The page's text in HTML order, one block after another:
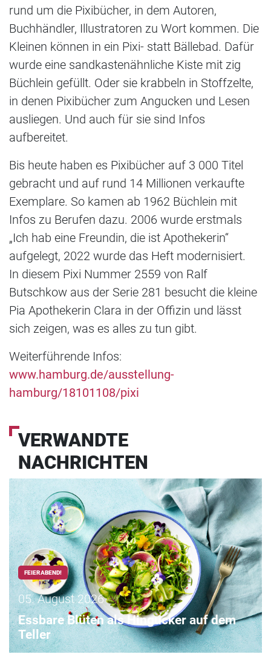
rund um die Pixibücher, in dem Autoren,
Buchhändler, Illustratoren zu Wort kommen. Die
Kleinen können in ein Pixi- statt Bällebad. Dafür
wurde eine sandkastenähnliche Kiste mit zig
Büchlein gefüllt. Oder sie krabbeln in Stoffzelte,
in denen Pixibücher zum Angucken und Lesen
ausliegen. Und auch für sie sind Infos
aufbereitet.
Bis heute haben es Pixibücher auf 3 000 Titel
gebracht und auf rund 14 Millionen verkaufte
Exemplare. So kamen ab 1962 Büchlein mit
Infos zu Berufen dazu. 2006 wurde erstmals
„Ich hab eine Freundin, die ist Apothekerin“
aufgelegt, 2022 wurde das Heft modernisiert.
In diesem Pixi Nummer 2559 von Ralf
Butschkow aus der Serie 281 besucht die kleine
Pia Apothekerin Clara in der Offizin und lässt
sich zeigen, was es alles zu tun gibt.
Weiterführende Infos:
www.hamburg.de/ausstellung-
hamburg/18101108/pixi
VERWANDTE
NACHRICHTEN
FEIERABEND!
05. August 2026
Essbare Blüten als Hingucker auf dem
Teller